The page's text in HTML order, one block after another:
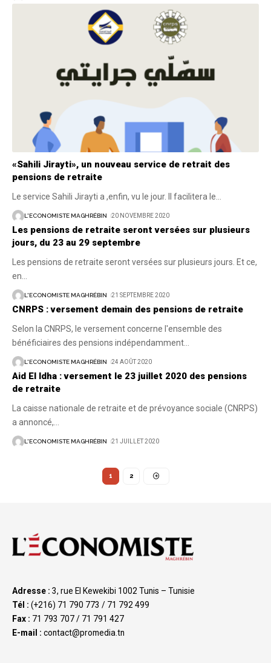
«Sahili Jirayti», un nouveau service de retrait des
pensions de retraite
Le service Sahili Jirayti a ,enfin, vu le jour. Il facilitera le
L'ECONOMISTE MAGHRÉBIN 20 NOVEMBRE 2020
Les pensions de retraite seront versées sur plusieurs
jours, du 23 au 29 septembre
Les pensions de retraite seront versées sur plusieurs jours. Et ce,
en
L'ECONOMISTE MAGHRÉBIN 21 SEPTEMBRE 2020
CNRPS : versement demain des pensions de retraite
Selon la CNRPS, le versement concerne l'ensemble des
bénéficiaires des pensions indépendamment
L'ECONOMISTE MAGHRÉBIN 24 AOÛT 2020
Aid El Idha : versement le 23 juillet 2020 des pensions
de retraite
La caisse nationale de retraite et de prévoyance sociale (CNRPS)
a annoncé,
L'ECONOMISTE MAGHRÉBIN 21 JUILLET 2020
1 2
Adresse : 3, rue El Kewekibi 1002 Tunis – Tunisie
Tél : (+216) 71 790 773 / 71 792 499
Fax : 71 793 707 / 71 791 427
E-mail : contact@promedia.tn